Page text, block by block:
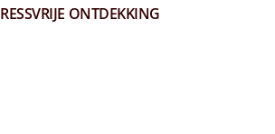
ONTDEKKING